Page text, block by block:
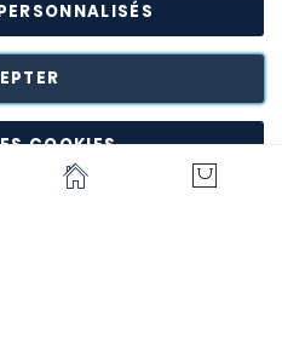
possible* dans les 14 jours
emballage d'origine intact à
(Belgique).
produits comme la
COOKIES